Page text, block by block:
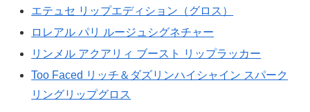
エテュセ リップエディション（グロス）
ロレアル パリ ルージュシグネチャー
リンメル アクアリィ ブースト リップラッカー
Too Faced リッチ＆ダズリンハイシャイン スパーク
リングリップグロス